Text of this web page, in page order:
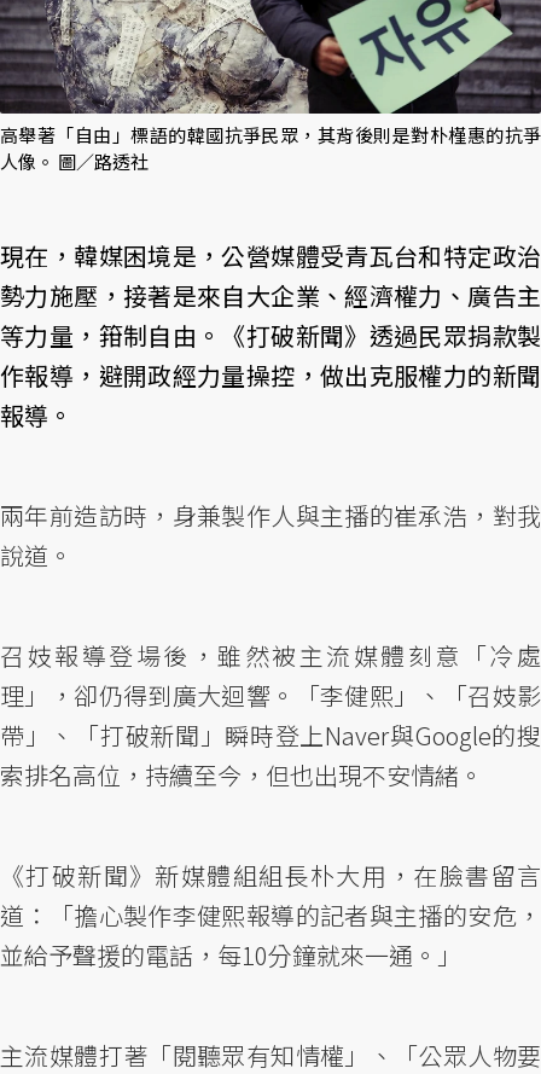
高舉著「自由」標語的韓國抗爭民眾，其背後則是對朴槿惠的抗爭
人像。 圖／路透社
現在，韓媒困境是，公營媒體受青瓦台和特定政治
勢力施壓，接著是來自大企業、經濟權力、廣告主
等力量，箝制自由。《打破新聞》透過民眾捐款製
作報導，避開政經力量操控，做出克服權力的新聞
報導。
兩年前造訪時，身兼製作人與主播的崔承浩，對我
說道。
召妓報導登場後，雖然被主流媒體刻意「冷處
理」，卻仍得到廣大迴響。「李健熙」、「召妓影
帶」、「打破新聞」瞬時登上Naver與Google的搜
索排名高位，持續至今，但也出現不安情緒。
《打破新聞》新媒體組組長朴大用，在臉書留言
道：「擔心製作李健熙報導的記者與主播的安危，
並給予聲援的電話，每10分鐘就來一通。」
主流媒體打著「閱聽眾有知情權」、「公眾人物要